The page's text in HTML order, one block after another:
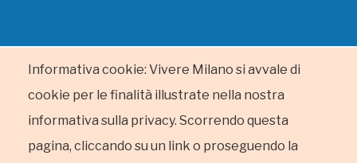
Informativa cookie: Vivere Milano si avvale di
cookie per le finalità illustrate nella nostra
informativa sulla privacy. Scorrendo questa
pagina, cliccando su un link o proseguendo la